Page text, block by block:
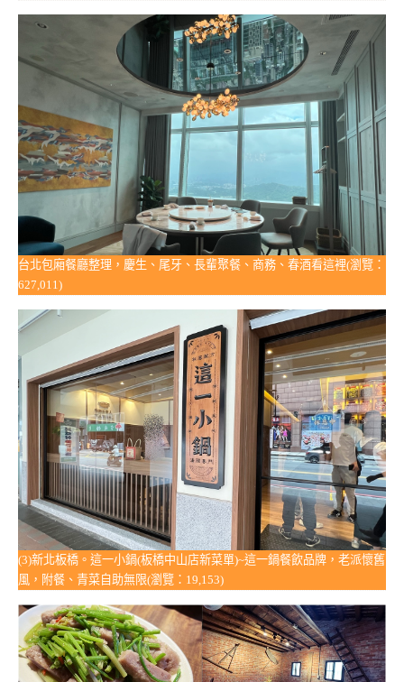
台北包廂餐廳整理，慶生、尾牙、長輩聚餐、商務、春酒看這裡(瀏覽：
627,011)
(3)新北板橋。這一小鍋(板橋中山店新菜單)~這一鍋餐飲品牌，老派懷舊
風，附餐、青菜自助無限(瀏覽：19,153)